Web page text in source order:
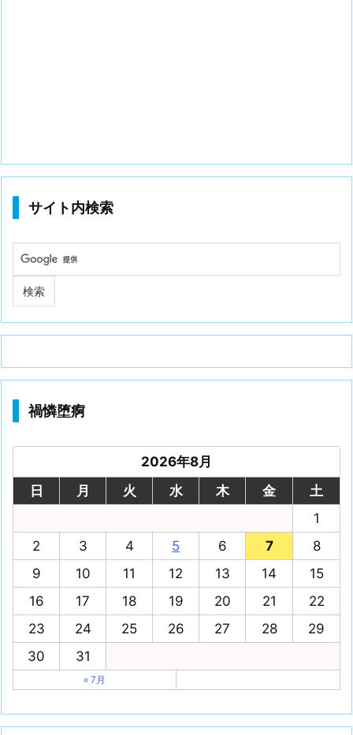
サイト内検索
禍憐堕痾
2026年8月
日
月 火 水 木 金
土
1
2
3 4 5 6 7
8
9
10 11 12 13 14
15
16
17 18 19 20 21
22
23
24 25 26 27 28
29
30
31
« 7月